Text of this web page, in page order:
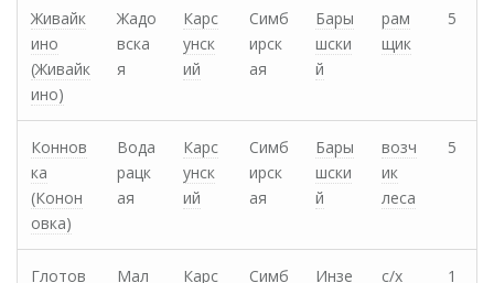
Живайк
ино
(Живайк
ино)
Жадо
вска
я
Карс
унск
ий
Симб
ирск
ая
Бары
шски
й
рам
щик
5
Коннов
ка
(Конон
овка)
Вода
рацк
ая
Карс
унск
ий
Симб
ирск
ая
Бары
шски
й
возч
ик
леса
5
Глотов
Мал
Карс
Симб
Инзе
с/х
1